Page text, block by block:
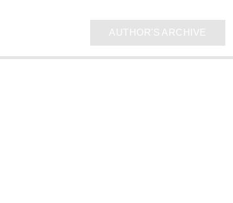
AUTHOR'S ARCHIVE